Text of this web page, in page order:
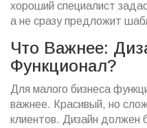
хороший специалист
а не сразу предложит
Что Важнее:
Функционал?
Для малого бизнеса
важнее. Красивый, но
клиентов. Дизайн должен